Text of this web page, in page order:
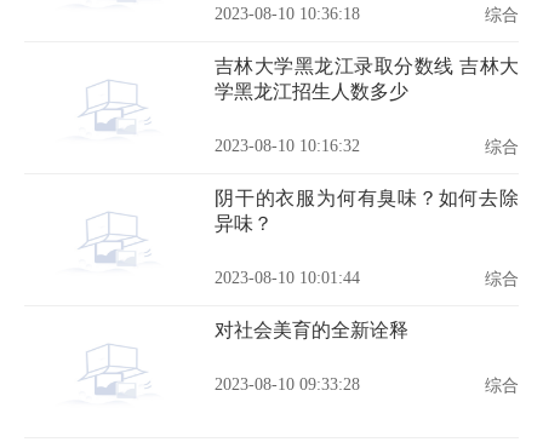
2023-08-10 10:36:18 综合
吉林大学黑龙江录取分数线 吉林大
学黑龙江招生人数多少
2023-08-10 10:16:32 综合
阴干的衣服为何有臭味？如何去除
异味？
2023-08-10 10:01:44 综合
对社会美育的全新诠释
2023-08-10 09:33:28 综合